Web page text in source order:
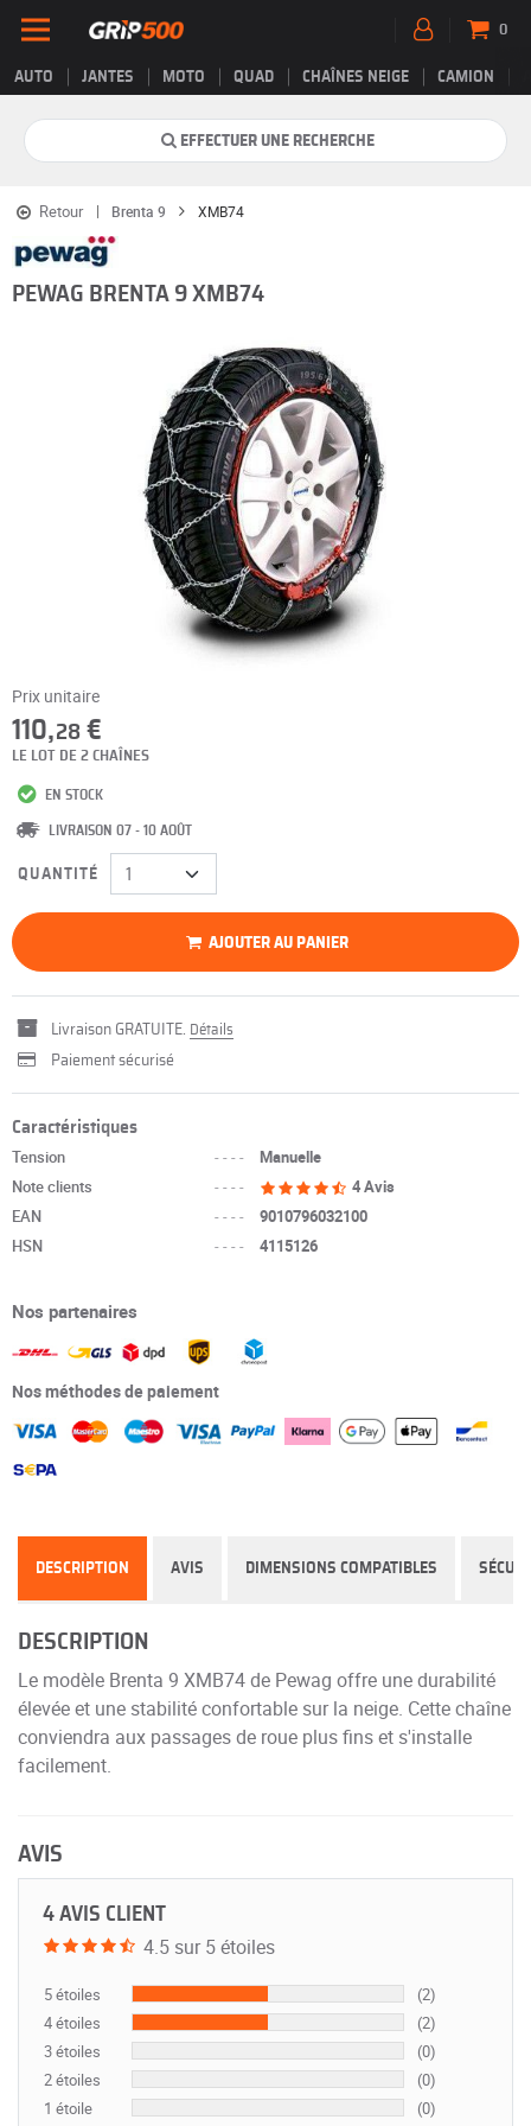
AUTO JANTES MOTO QUAD CHAÎNES NEIGE CAMION
0
EFFECTUER UNE RECHERCHE
Retour Brenta 9 XMB74
PEWAG BRENTA 9 XMB74
Prix unitaire
110,28 €
LE LOT DE 2 CHAÎNES
EN STOCK
LIVRAISON 07 - 10 AOÛT
QUANTITÉ
AJOUTER AU PANIER
Livraison GRATUITE. Détails
Paiement sécurisé
Caractéristiques
Tension ----
Manuelle
Note clients
----
4 Avis
EAN
----
9010796032100
HSN
---- 4115126
Nos partenaires
Nos méthodes de paiement
DESCRIPTION AVIS DIMENSIONS COMPATIBLES
DESCRIPTION
Le modèle Brenta 9 XMB74 de Pewag offre une durabilité
élevée et une stabilité confortable sur la neige. Cette chaîne
conviendra aux passages de roue plus fins et s'installe
facilement.
AVIS
4 AVIS CLIENT
4.5 sur 5 étoiles
5 étoiles
(2)
4 étoiles
(2)
3 étoiles
(0)
2 étoiles
(0)
1 étoile
(0)